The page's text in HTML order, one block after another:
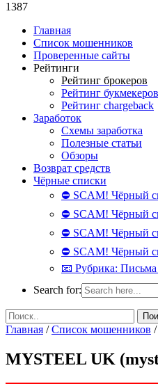
1387
Главная
Список мошенников
Проверенные сайты
Рейтинги
Рейтинг брокеров
Рейтинг букмекеров
Рейтинг chargeback
Заработок
Схемы заработка
Полезные статьи
Обзоры
Возврат средств
Чёрные списки
⛔ SCAM! Чёрный
⛔ SCAM! Чёрный
⛔ SCAM! Чёрный
⛔ SCAM! Чёрный
📧 Рубрика: Письма
Search for:
Главная /Список мошенников /
MYSTEEL UK